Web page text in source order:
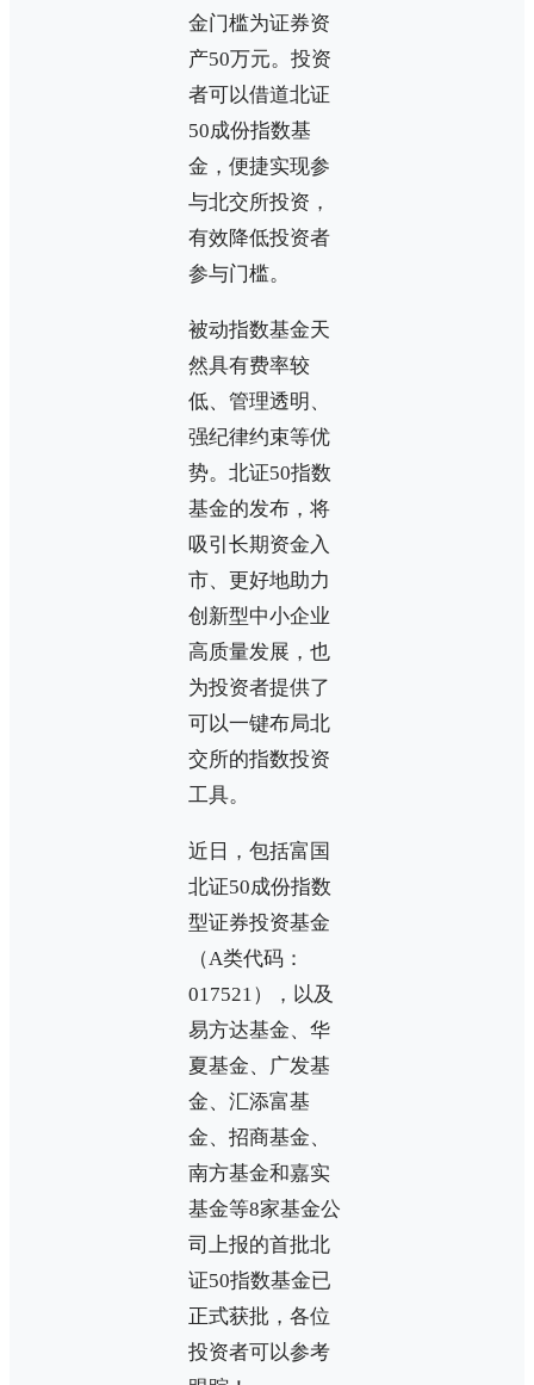
金门槛为证券资
产50万元。投资
者可以借道北证
50成份指数基
金，便捷实现参
与北交所投资，
有效降低投资者
参与门槛。
被动指数基金天
然具有费率较
低、管理透明、
强纪律约束等优
势。北证50指数
基金的发布，将
吸引长期资金入
市、更好地助力
创新型中小企业
高质量发展，也
为投资者提供了
可以一键布局北
交所的指数投资
工具。
近日，包括富国
北证50成份指数
型证券投资基金
（A类代码：
017521），以及
易方达基金、华
夏基金、广发基
金、汇添富基
金、招商基金、
南方基金和嘉实
基金等8家基金公
司上报的首批北
证50指数基金已
正式获批，各位
投资者可以参考